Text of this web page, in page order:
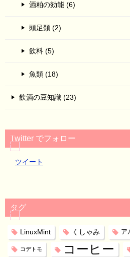
酒粕の効能 (6)
頭足類 (2)
飲料 (5)
魚類 (18)
飲酒の豆知識 (23)
Twitter でフォロー
ツイート
タグ
LinuxMint くしゃみ ア
コデトモ コーヒー